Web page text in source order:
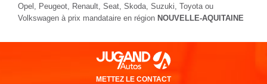
Opel, Peugeot, Renault, Seat, Skoda, Suzuki, Toyota ou
Volkswagen à prix mandataire en région NOUVELLE-AQUITAINE
METTEZ LE CONTACT